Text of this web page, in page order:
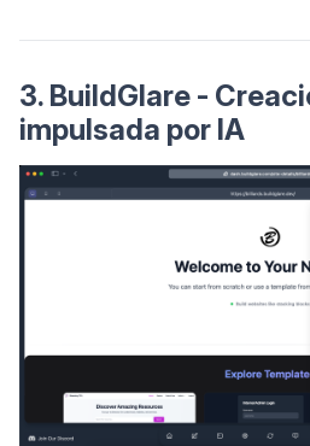
3. BuildGlare -
impulsada por IA